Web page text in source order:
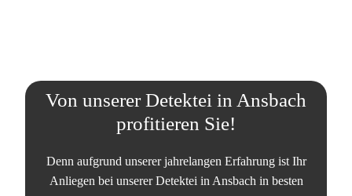
Von unserer Detektei in Ansbach
profitieren Sie!
Denn aufgrund unserer jahrelangen Erfahrung ist Ihr
Anliegen bei unserer Detektei in Ansbach in besten